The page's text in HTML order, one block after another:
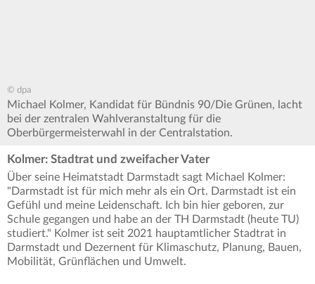
© dpa
Michael Kolmer, Kandidat für Bündnis 90/Die Grünen, lacht
bei der zentralen Wahlveranstaltung für die
Oberbürgermeisterwahl in der Centralstation.
Kolmer: Stadtrat und zweifacher Vater
Über seine Heimatstadt Darmstadt sagt Michael Kolmer:
"Darmstadt ist für mich mehr als ein Ort. Darmstadt ist ein
Gefühl und meine Leidenschaft. Ich bin hier geboren, zur
Schule gegangen und habe an der TH Darmstadt (heute TU)
studiert." Kolmer ist seit 2021 hauptamtlicher Stadtrat in
Darmstadt und Dezernent für Klimaschutz, Planung, Bauen,
Mobilität, Grünflächen und Umwelt.